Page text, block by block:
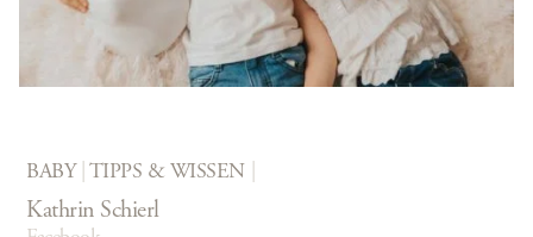
Kathrin Schierl
BABY| TIPPS & WISSEN